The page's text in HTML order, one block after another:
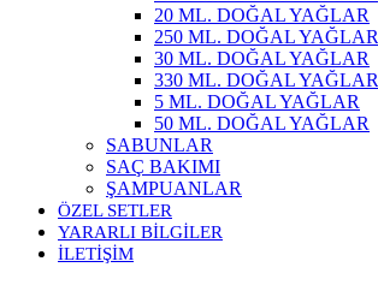
20 ML. DOĞAL YAĞLAR
250 ML. DOĞAL YAĞLAR
30 ML. DOĞAL YAĞLAR
330 ML. DOĞAL YAĞLAR
5 ML. DOĞAL YAĞLAR
50 ML. DOĞAL YAĞLAR
SABUNLAR
SAÇ BAKIMI
ŞAMPUANLAR
ÖZEL SETLER
YARARLI BİLGİLER
İLETİŞİM